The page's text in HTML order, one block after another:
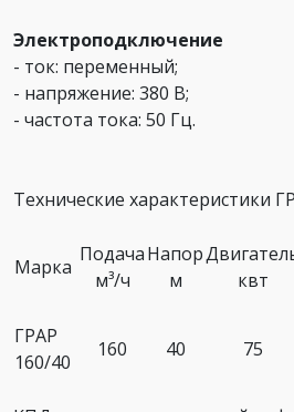
Электроподключение
- ток: переменный;
- напряжение: 380 В;
- частота тока: 50 Гц.
Технические характеристики
Марка
Подача
м³/ч
Напор
м
квт
ГРАР
160/40
160 40 75